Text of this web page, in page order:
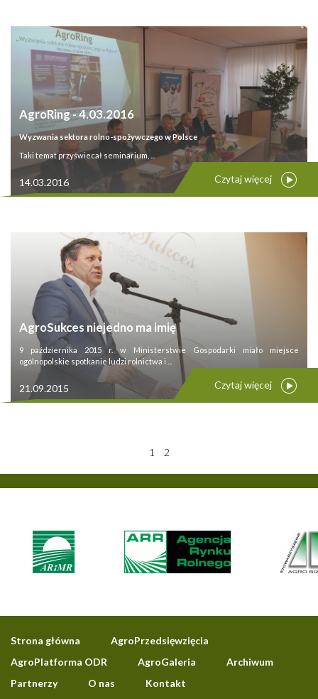
AgroRing - 4.03.2016
Wyzwania sektora rolno-spożywczego w Polsce
Taki temat przyświecał seminarium, ...
14.03.2016 Czytaj więcej
AgroSukces niejedno ma imię
9 października 2015 r. w Ministerstwie Gospodarki miało miejsce
ogólnopolskie spotkanie ludzi rolnictwa i ...
21.09.2015 Czytaj więcej
1 2
Strona główna
AgroPrzedsięwzięcia
AgroPlatforma ODR
AgroGaleria
Archiwum
Partnerzy
O nas Kontakt